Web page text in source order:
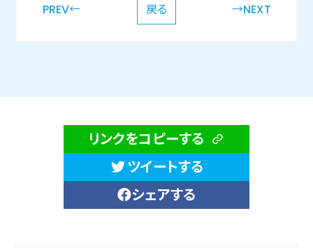
PREV← 戻る →NEXT
リンクをコピーする
ツイートする
シェアする